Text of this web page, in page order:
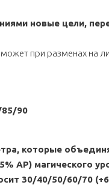
новые цели,
при разменах на
90
которые
AP) магического
30/40/50/60/70